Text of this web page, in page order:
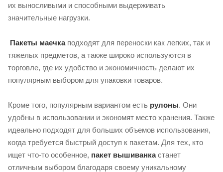
их выносливыми и способными выдерживать
значительные нагрузки.
Пакеты маечкаподходят для переноски как легких, так и
тяжелых предметов, а также широко используются в
торговле, где их удобство и экономичность делают их
популярным выбором для упаковки товаров.
Кроме того, популярным вариантом есть рулоны. Они
удобны в использовании и экономят место хранения. Также
идеально подходят для больших объемов использования,
когда требуется быстрый доступ к пакетам. Для тех, кто
ищет что-то особенное, пакет вышиванкастанет
отличным выбором благодаря своему уникальному